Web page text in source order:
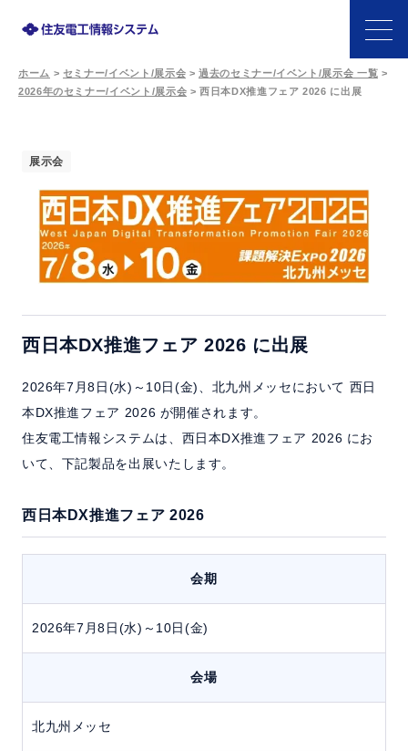
製品一覧
セミナー/イベント/展示会
キーワード/ソリューションで探す
会社情報
採用情報
ホーム > セミナー/イベント/展示会 >過去のセミナー/イベント/展示会 一覧 >
2026年のセミナー/イベント/展示会 >西日本DX推進フェア 2026 に出展
展示会
西日本DX推進フェア 2026 に出展
2026年7月8日(水)～10日(金)、北九州メッセにおいて 西日
本DX推進フェア 2026 が開催されます。
住友電工情報システムは、西日本DX推進フェア 2026 にお
いて、下記製品を出展いたします。
西日本DX推進フェア 2026
会期
2026年7月8日(水)～10日(金)
会場
北九州メッセ